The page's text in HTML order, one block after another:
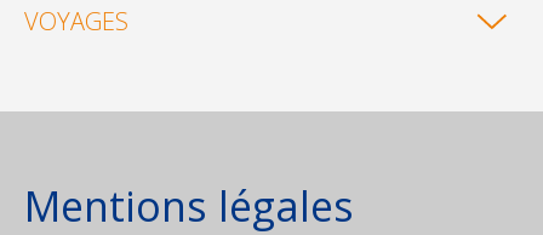
VOYAGES
Mentions légales